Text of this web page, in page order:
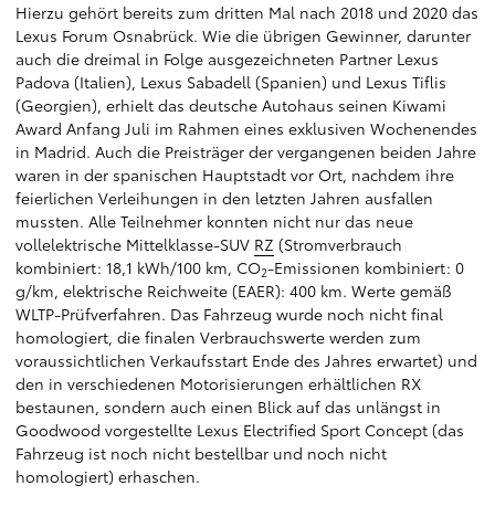
Hierzu gehört bereits zum dritten Mal nach 2018 und 2020 das
Lexus Forum Osnabrück. Wie die übrigen Gewinner, darunter
auch die dreimal in Folge ausgezeichneten Partner Lexus
Padova (Italien), Lexus Sabadell (Spanien) und Lexus Tiflis
(Georgien), erhielt das deutsche Autohaus seinen Kiwami
Award Anfang Juli im Rahmen eines exklusiven Wochenendes
in Madrid. Auch die Preisträger der vergangenen beiden Jahre
waren in der spanischen Hauptstadt vor Ort, nachdem ihre
feierlichen Verleihungen in den letzten Jahren ausfallen
mussten. Alle Teilnehmer konnten nicht nur das neue
vollelektrische Mittelklasse-SUV RZ (Stromverbrauch
kombiniert: 18,1 kWh/100 km, CO2-Emissionen kombiniert: 0
g/km, elektrische Reichweite (EAER): 400 km. Werte gemäß
WLTP-Prüfverfahren. Das Fahrzeug wurde noch nicht final
homologiert, die finalen Verbrauchswerte werden zum
voraussichtlichen Verkaufsstart Ende des Jahres erwartet) und
den in verschiedenen Motorisierungen erhältlichen RX
bestaunen, sondern auch einen Blick auf das unlängst in
Goodwood vorgestellte Lexus Electrified Sport Concept (das
Fahrzeug ist noch nicht bestellbar und noch nicht
homologiert) erhaschen.